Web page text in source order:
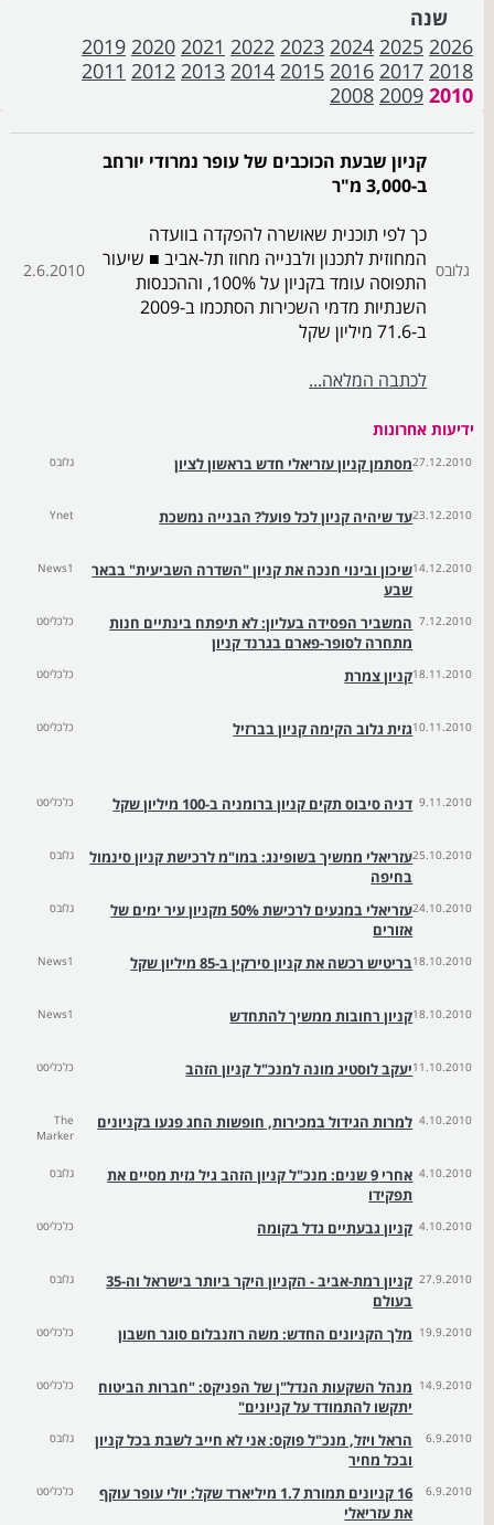
שנה
2026
2025
2024
2023
2022
2021
2020
2019
2018
2017
2016
2015
2014
2013
2012
2011
2010
2009
2008
גלובס
קניון שבעת הכוכבים של עופר נמרודי יורחב
ב-3,000 מ"ר
כך לפי תוכנית שאושרה להפקדה בוועדה
המחוזית לתכנון ולבנייה מחוז תל-אביב ■ שיעור
התפוסה עומד בקניון על 100%, וההכנסות
השנתיות מדמי השכירות הסתכמו ב-2009
ב-71.6 מיליון שקל
לכתבה המלאה...
2.6.2010
ידיעות אחרונות
27.12.2010מסתמן קניון עזריאלי חדש בראשון לציון גלובס
23.12.2010עד שיהיה קניון לכל פועל? הבנייה נמשכת Ynet
14.12.2010שיכון ובינוי חנכה את קניון "השדרה השביעית" בבאר
שבע
News1
7.12.2010 המשביר הפסידה בעליון: לא תיפתח בינתיים חנות
מתחרה לסופר-פארם בגרנד קניון
כלכליסט
18.11.2010קניון צמרת כלכליסט
10.11.2010גזית גלוב הקימה קניון בברזיל כלכליסט
9.11.2010 דניה סיבוס תקים קניון ברומניה ב-100 מיליון שקל כלכליסט
25.10.2010עזריאלי ממשיך בשופינג: במו"מ לרכישת קניון סינמול
בחיפה
גלובס
24.10.2010
עזריאלי במגעים לרכישת 50% מקניון עיר ימים של
אזורים
גלובס
18.10.2010בריטיש רכשה את קניון סירקין ב-85 מיליון שקל News1
18.10.2010קניון רחובות ממשיך להתחדש News1
11.10.2010יעקב לוסטיג מונה למנכ"ל קניון הזהב כלכליסט
4.10.2010 למרות הגידול במכירות, חופשות החג פגעו בקניונים
The
Marker
4.10.2010
אחרי 9 שנים: מנכ"ל קניון הזהב גיל גזית מסיים את
תפקידו
גלובס
4.10.2010 קניון גבעתיים גדל בקומה כלכליסט
27.9.2010
קניון רמת-אביב - הקניון היקר ביותר בישראל וה-35
בעולם
גלובס
19.9.2010 מלך הקניונים החדש: משה רוזנבלום סוגר חשבון כלכליסט
14.9.2010 מנהל השקעות הנדל"ן של הפניקס: "חברות הביטוח
יתקשו להתמודד על קניונים"
כלכליסט
6.9.2010
הראל ויזל, מנכ"ל פוקס: אני לא חייב לשבת בכל קניון
ובכל מחיר
גלובס
6.9.2010
16 קניונים תמורת 1.7 מיליארד שקל: יולי עופר עוקף
את עזריאלי
כלכליסט